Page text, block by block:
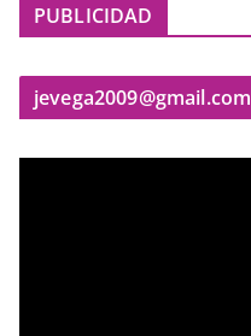
PUBLICIDAD
jevega2009@gmail.com